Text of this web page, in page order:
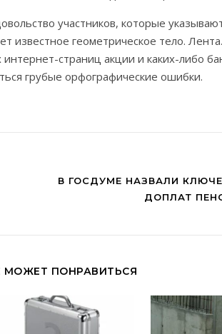
участников, которые
известное геометрическое тело.
страниц акции и каких-либо
грубые орфографические ошибки.
В ГОСДУМЕ НАЗВАЛИ
ДОПЛАТ
МОЖЕТ ПОНРАВИТЬСЯ